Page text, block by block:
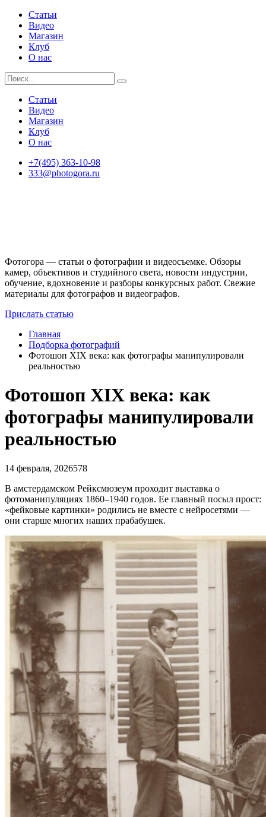
Статьи
Видео
Магазин
Клуб
О нас
Статьи
Видео
Магазин
Клуб
О нас
+7(495) 363-10-98
333@photogora.ru
Фотогора — статьи о фотографии и видеосъемке. Обзоры
камер, объективов и студийного света, новости индустрии,
обучение, вдохновение и разборы конкурсных работ. Свежие
материалы для фотографов и видеографов.
Прислать статью
Главная
Подборка фотографий
Фотошоп XIX века: как фотографы манипулировали
реальностью
Фотошоп XIX века: как
фотографы манипулировали
реальностью
14 февраля, 2026578
В амстердамском Рейксмюзеум проходит выставка о
фотоманипуляциях 1860–1940 годов. Ее главный посыл прост:
«фейковые картинки» родились не вместе с нейросетями —
они старше многих наших прабабушек.